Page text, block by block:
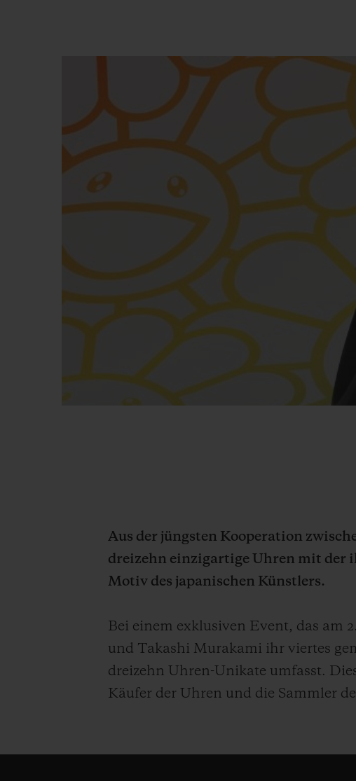
Aus der jüngsten Kooperation
dreizehn einzigartige Uhren mit der
Motiv des japanischen Künstlers.
Bei einem exklusiven Event, das am
und Takashi Murakami ihr viertes
dreizehn Uhren-Unikate umfasst.
Käufer der Uhren und die Sammler
EXKLUSIVE DIENSTLEISTUNGEN